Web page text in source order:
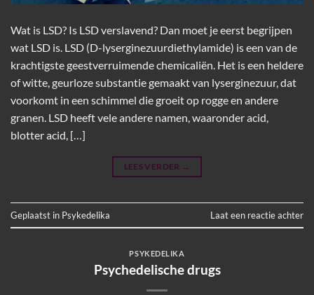
Wat is LSD? Is LSD verslavend? Dan moet je eerst begrijpen
wat LSD is. LSD (D-lyserginezuurdiethylamide) is een van de
krachtigste geestverruimende chemicaliën. Het is een heldere
of witte, geurloze substantie gemaakt van lyserginezuur, dat
voorkomt in een schimmel die groeit op rogge en andere
granen. LSD heeft vele andere namen, waaronder acid,
blotter acid, […]
LEES VERDER →
Geplaatst in Psykedelika Laat een reactie achter
PSYKEDELIKA
Psychedelische drugs